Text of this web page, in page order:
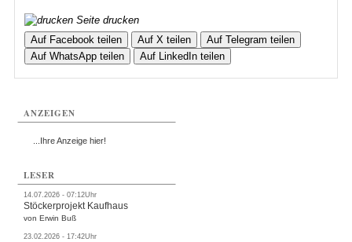
Seite drucken
Auf Facebook teilen
Auf X teilen
Auf Telegram teilen
Auf WhatsApp teilen
Auf LinkedIn teilen
ANZEIGEN
...Ihre Anzeige hier!
LESER
14.07.2026 - 07:12Uhr
Stöckerprojekt Kaufhaus
von Erwin Buß
23.02.2026 - 17:42Uhr